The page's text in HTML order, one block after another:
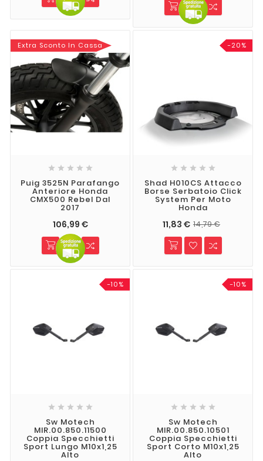
Extra Sconto In Cassa
    
Puig 3525N Parafango
Anteriore Honda
CMX500 Rebel Dal
2017
106,99 €
-20%
    
Shad H010CS Attacco
Borse Serbatoio Click
System Per Moto
Honda
11,83 € 14,79 €
-10%
    
Sw Motech
MIR.00.850.11500
Coppia Specchietti
Sport Lungo M10x1,25
Alto
-10%
    
Sw Motech
MIR.00.850.10501
Coppia Specchietti
Sport Corto M10x1,25
Alto